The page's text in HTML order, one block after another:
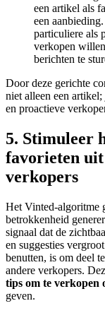
een artikel als
een
particuliere als
verkopen
berichten te
Door deze gerichte
niet alleen een
en proactieve
5. Stimuleer
favorieten uit
verkopers
Het Vinted-algoritme
betrokkenheid
signaal dat de
en suggesties
benutten, is om deel
andere verkopers.
tips om te verkopen
geven.